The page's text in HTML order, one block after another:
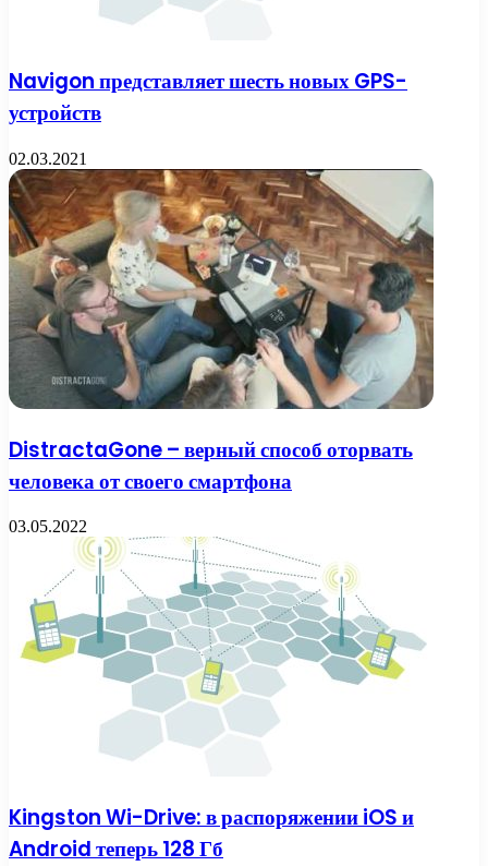
Navigon представляет шесть новых GPS-
устройств
02.03.2021
DistractaGone – верный способ оторвать
человека от своего смартфона
03.05.2022
Kingston Wi-Drive: в распоряжении iOS и
Android теперь 128 Гб